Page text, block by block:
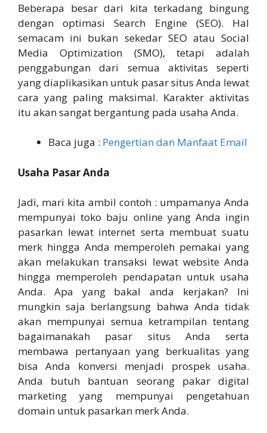
Beberapa besar dari kita terkadang bingung
dengan optimasi Search Engine (SEO). Hal
semacam ini bukan sekedar SEO atau Social
Media Optimization (SMO), tetapi adalah
penggabungan dari semua aktivitas seperti
yang diaplikasikan untuk pasar situs Anda lewat
cara yang paling maksimal. Karakter aktivitas
itu akan sangat bergantung pada usaha Anda.
Baca juga : Pengertian dan Manfaat Email
Usaha Pasar Anda
Jadi, mari kita ambil contoh : umpamanya Anda
mempunyai toko baju online yang Anda ingin
pasarkan lewat internet serta membuat suatu
merk hingga Anda memperoleh pemakai yang
akan melakukan transaksi lewat website Anda
hingga memperoleh pendapatan untuk usaha
Anda. Apa yang bakal anda kerjakan? Ini
mungkin saja berlangsung bahwa Anda tidak
akan mempunyai semua ketrampilan tentang
bagaimanakah pasar situs Anda serta
membawa pertanyaan yang berkualitas yang
bisa Anda konversi menjadi prospek usaha.
Anda butuh bantuan seorang pakar digital
marketing yang mempunyai pengetahuan
domain untuk pasarkan merk Anda.